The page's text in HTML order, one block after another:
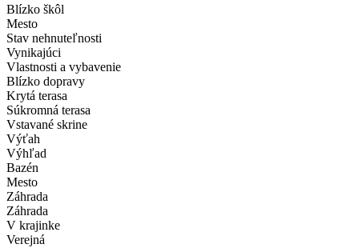
Blízko škôl
Mesto
Stav nehnuteľnosti
Vynikajúci
Vlastnosti a vybavenie
Blízko dopravy
Krytá terasa
Súkromná terasa
Vstavané skrine
Výťah
Výhľad
Bazén
Mesto
Záhrada
Záhrada
V krajinke
Verejná